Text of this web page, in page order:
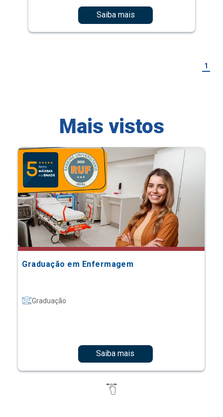
Saiba mais
1
Mais vistos
Graduação em Enfermagem
Graduação
Saiba mais